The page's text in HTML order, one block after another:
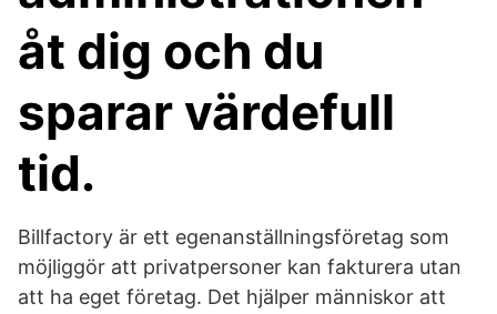
åt dig och du
sparar värdefull
tid.
Billfactory är ett egenanställningsföretag som
möjliggör att privatpersoner kan fakturera utan
att ha eget företag. Det hjälper människor att